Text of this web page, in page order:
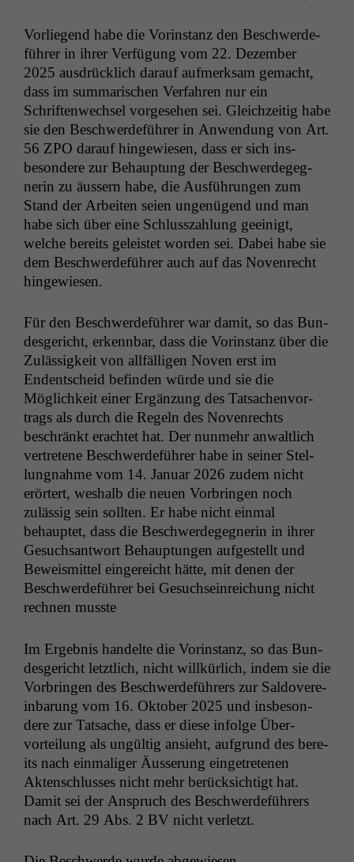
Vor­liegend habe die Vorin­stanz den Beschw­erde­
führer in ihrer Ver­fü­gung vom 22. Dezem­ber
2025 aus­drück­lich darauf aufmerk­sam gemacht,
dass im sum­marischen Ver­fahren nur ein
Schriften­wech­sel vorge­se­hen sei. Gle­ichzeit­ig habe
sie den Beschw­erde­führer in Anwen­dung von Art.
56 ZPO darauf hingewiesen, dass er sich ins­
beson­dere zur Behaup­tung der Beschw­erdegeg­
ner­in zu äussern habe, die Aus­führun­gen zum
Stand der Arbeit­en seien ungenü­gend und man
habe sich über eine Schlusszahlung geeinigt,
welche bere­its geleis­tet wor­den sei. Dabei habe sie
dem Beschw­erde­führer auch auf das Noven­recht
hingewiesen.
Für den Beschw­erde­führer war damit, so das Bun­
des­gericht, erkennbar, dass die Vorin­stanz über die
Zuläs­sigkeit von allfäl­li­gen Noven erst im
Endentscheid befind­en würde und sie die
Möglichkeit ein­er Ergänzung des Tat­sachen­vor­
trags als durch die Regeln des Noven­rechts
beschränkt erachtet hat. Der nun­mehr anwaltlich
vertretene Beschw­erde­führer habe in sein­er Stel­
lung­nahme vom 14. Jan­u­ar 2026 zudem nicht
erörtert, weshalb die neuen Vor­brin­gen noch
zuläs­sig sein soll­ten. Er habe nicht ein­mal
behauptet, dass die Beschw­erdegeg­ner­in in ihrer
Gesuch­sant­wort Behaup­tun­gen aufgestellt und
Beweis­mit­tel ein­gere­icht hätte, mit denen der
Beschw­erde­führer bei Gesuch­sein­re­ichung nicht
rech­nen musste
Im Ergeb­nis han­delte die Vorin­stanz, so das Bun­
des­gericht let­ztlich, nicht willkür­lich, indem sie die
Vor­brin­gen des Beschw­erde­führers zur Sal­dovere­
in­barung vom 16. Okto­ber 2025 und ins­beson­
dere zur Tat­sache, dass er diese infolge Über­
vorteilung als ungültig ansieht, auf­grund des bere­
its nach ein­ma­liger Äusserung einge­trete­nen
Akten­schlusses nicht mehr berück­sichtigt hat.
Damit sei der Anspruch des Beschw­erde­führers
nach Art. 29 Abs. 2 BV nicht verletzt.